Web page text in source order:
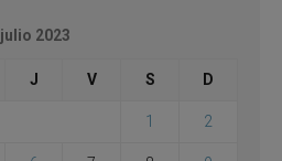
julio 2023
J V S D
1 2